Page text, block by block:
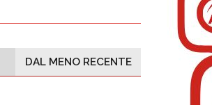
DAL MENO RECENTE